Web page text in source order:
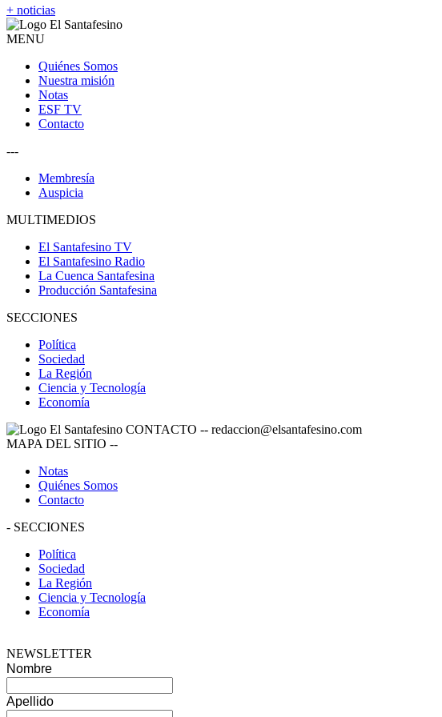
+ noticias
MENU
Quiénes Somos
Nuestra misión
Notas
ESF TV
Contacto
---
Membresía
Auspicia
MULTIMEDIOS
El Santafesino TV
El Santafesino Radio
La Cuenca Santafesina
Producción Santafesina
SECCIONES
Política
Sociedad
La Región
Ciencia y Tecnología
Economía
CONTACTO -- redaccion@elsantafesino.com
MAPA DEL SITIO --
Notas
Quiénes Somos
Contacto
- SECCIONES
Política
Sociedad
La Región
Ciencia y Tecnología
Economía
NEWSLETTER
Nombre
Apellido